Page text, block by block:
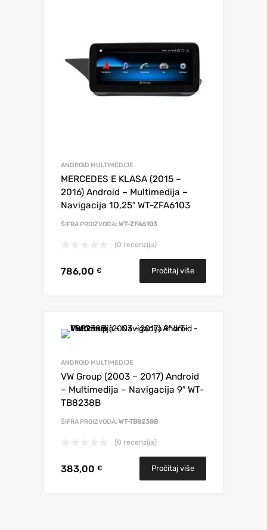
ANDROID MULTIMEDIJE
MERCEDES E KLASA (2015 –
2016) Android – Multimedija –
Navigacija 10,25″ WT-ZFA6103
ŠIFRA PROIZVODA: WT-ZFA6103
(0 recenzija)
786,00 € Pročitaj više
ANDROID MULTIMEDIJE
VW Group (2003 – 2017) Android
– Multimedija – Navigacija 9″ WT-
TB8238B
ŠIFRA PROIZVODA: WT-TB8238B
(0 recenzija)
383,00 € Pročitaj više